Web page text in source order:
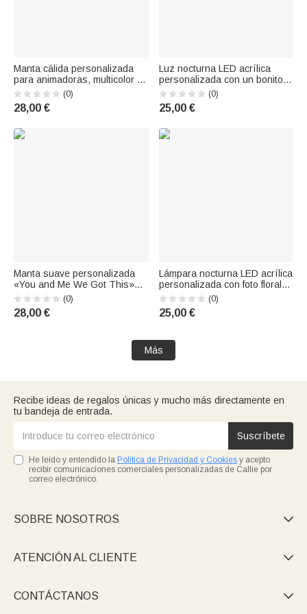
Manta cálida personalizada
para animadoras, multicolor y
brillante, suave al tacto, con
nombre; ideal como regalo
para un campamento de
para el equipo de animadoras
(0)
28,00 €
Luz nocturna LED acrílica
personalizada con un bonito
diseño floral, con nombre y
base de madera; decoración
para la habitación y regalo de
familia
(0)
25,00 €
Manta suave personalizada
«You and Me We Got This»
con borlas en forma de caballo
y nombre; regalo para el
dormitorio, para una
aniversario, ideal para parejas
(0)
28,00 €
Lámpara nocturna LED acrílica
personalizada con foto floral
de tu mascota, nombre, fecha
y base de madera; decoración
para el hogar, recuerdo de tu
condolencia para el dueño de
la
(0)
25,00 €
Más
Recibe ideas de regalos únicas y mucho más directamente en
tu bandeja de entrada.
Suscríbete
He leído y entendido la Política de Privacidad y Cookies y acepto
recibir comunicaciones comerciales personalizadas de Callie por
correo electrónico.
SOBRE NOSOTROS 
ATENCIÓN AL CLIENTE 
CONTÁCTANOS 